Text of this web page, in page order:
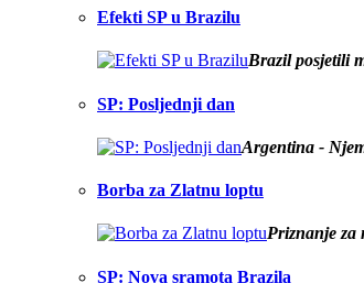
Efekti SP u Brazilu
Brazil posjetili
SP: Posljednji dan
Argentina -
Borba za Zlatnu loptu
Priznanje za
SP: Nova sramota Brazila